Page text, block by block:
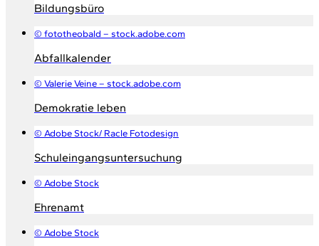
Bildungsbüro
© fototheobald – stock.adobe.com
Abfallkalender
© Valerie Veine – stock.adobe.com
Demokratie leben
© Adobe Stock/ Racle Fotodesign
Schuleingangsuntersuchung
© Adobe Stock
Ehrenamt
© Adobe Stock